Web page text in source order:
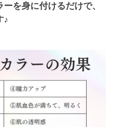
を身に付けるだけで、
♪